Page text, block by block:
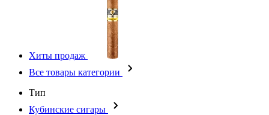
Хиты продаж
Все товары категории
Тип
Кубинские сигары